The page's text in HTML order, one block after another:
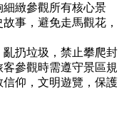
緻參觀所有核心景
事，避免走馬觀花，
扔垃圾，禁止攀爬封
參觀時需遵守景區規
仰，文明遊覽，保護